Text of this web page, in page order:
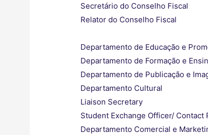
Secretário do Conselho Fiscal
Relator do Conselho Fiscal
Departamento de Educação e
Departamento de Formação e
Departamento de Publicação e
Departamento Cultural
Liaison Secretary
Student Exchange Officer/ Contact
Departamento Comercial e